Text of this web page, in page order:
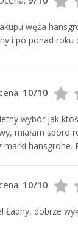
węża
i po ponad roku
10/10
wybór jak
miałam sporo
marki hansgrohe.
10/10
Ładny, dobrze